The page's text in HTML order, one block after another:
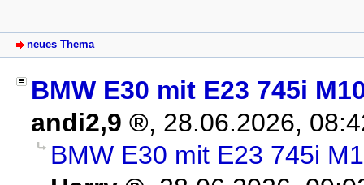
neues Thema
BMW E30 mit E23 745i
andi2,9
, 28.06.2026,
BMW E30 mit E23 745i